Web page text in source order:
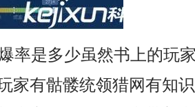
率是多少虽然书上的玩
家有骷髅统领猎网有知